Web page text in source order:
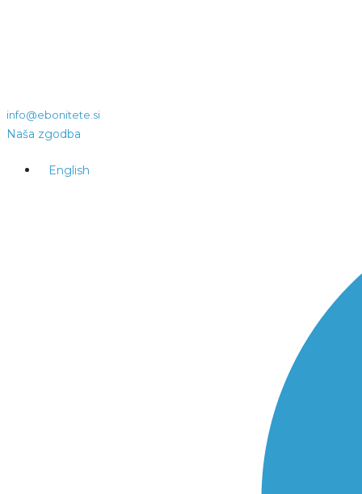
info@ebonitete.si
Naša zgodba
English